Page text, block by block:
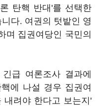
탄핵 반대'를 선택한
다. 여권의 텃밭인 영
며 집권여당인 국민의
급 여론조사 결과에
에 나설 경우 집권여
내려야 한다고 보는지'